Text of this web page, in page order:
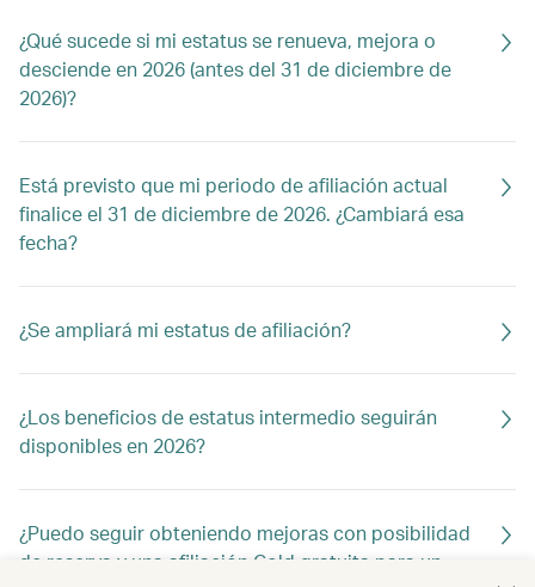
¿Qué sucede si mi estatus se renueva, mejora o
desciende en 2026 (antes del 31 de diciembre de
2026)?
Está previsto que mi periodo de afiliación actual
finalice el 31 de diciembre de 2026. ¿Cambiará esa
fecha?
¿Se ampliará mi estatus de afiliación?
¿Los beneficios de estatus intermedio seguirán
disponibles en 2026?
¿Puedo seguir obteniendo mejoras con posibilidad
de reserva y una afiliación Gold gratuita para un